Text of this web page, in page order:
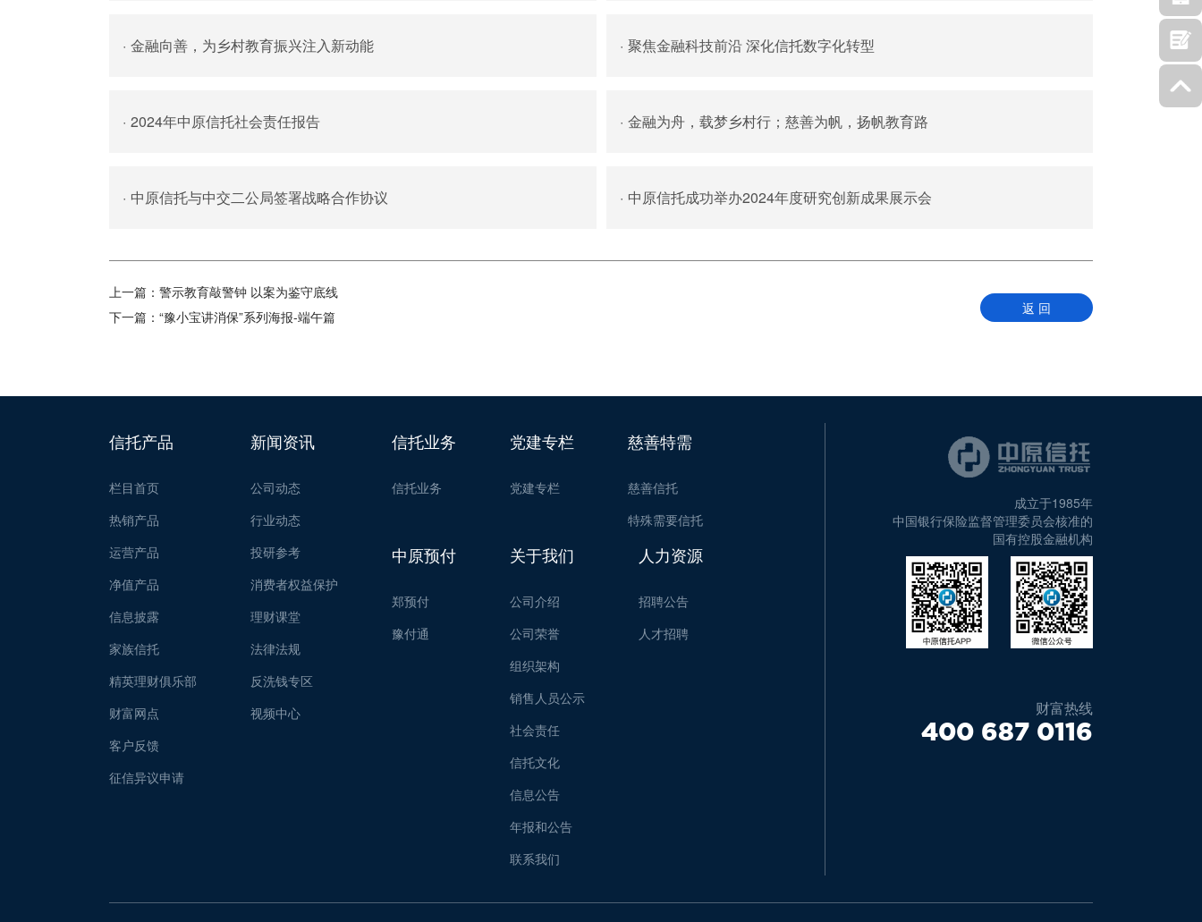
· 金融向善，为乡村教育振兴注入新动能 · 聚焦金融科技前沿 深化信托数字化转型
· 2024年中原信托社会责任报告 · 金融为舟，载梦乡村行；慈善为帆，扬帆教育路
· 中原信托与中交二公局签署战略合作协议 · 中原信托成功举办2024年度研究创新成果展示会
上一篇： 警示教育敲警钟 以案为鉴守底线
下一篇： “豫小宝讲消保”系列海报-端午篇 返 回
信托产品
栏目首页
热销产品
运营产品
净值产品
信息披露
家族信托
精英理财俱乐部
财富网点
客户反馈
征信异议申请
新闻资讯
公司动态
行业动态
投研参考
消费者权益保护
理财课堂
法律法规
反洗钱专区
视频中心
信托业务
信托业务
党建专栏
党建专栏
慈善特需
慈善信托
特殊需要信托
中原预付
郑预付
豫付通
关于我们
公司介绍
公司荣誉
组织架构
销售人员公示
社会责任
信托文化
信息公告
年报和公告
联系我们
人力资源
招聘公告
人才招聘
成立于1985年
中国银行保险监督管理委员会核准的
国有控股金融机构
财富热线
400 687 0116